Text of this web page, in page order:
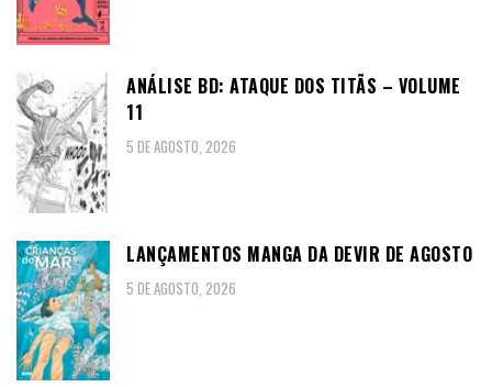
ANÁLISE BD: ATAQUE DOS TITÃS – VOLUME
11
5 DE AGOSTO, 2026
LANÇAMENTOS MANGA DA DEVIR DE AGOSTO
5 DE AGOSTO, 2026